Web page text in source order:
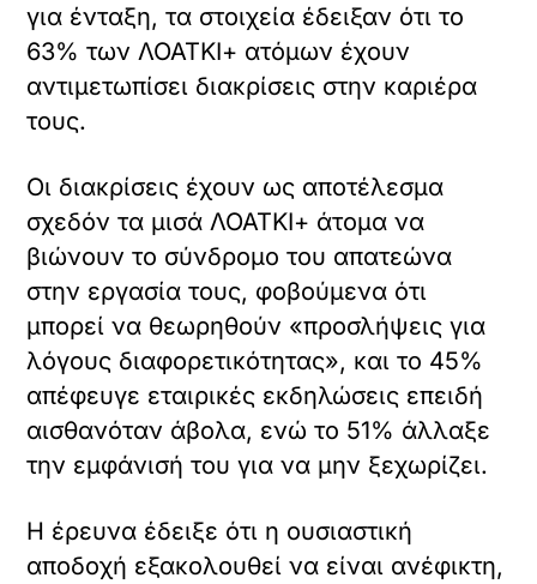
για ένταξη, τα στοιχεία έδειξαν ότι το
63% των ΛΟΑΤΚΙ+ ατόμων έχουν
αντιμετωπίσει διακρίσεις στην καριέρα
τους.
Οι διακρίσεις έχουν ως αποτέλεσμα
σχεδόν τα μισά ΛΟΑΤΚΙ+ άτομα να
βιώνουν το σύνδρομο του απατεώνα
στην εργασία τους, φοβούμενα ότι
μπορεί να θεωρηθούν «προσλήψεις για
λόγους διαφορετικότητας», και το 45%
απέφευγε εταιρικές εκδηλώσεις επειδή
αισθανόταν άβολα, ενώ το 51% άλλαξε
την εμφάνισή του για να μην ξεχωρίζει.
Η έρευνα έδειξε ότι η ουσιαστική
αποδοχή εξακολουθεί να είναι ανέφικτη,